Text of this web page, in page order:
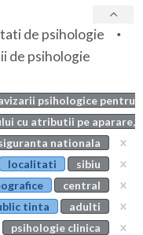
de psihologie
de psihologie
psihologice pentru
cu atributii pe aparare,
nationala
localitati
sibiu
central
tinta
adulti
psihologie clinica